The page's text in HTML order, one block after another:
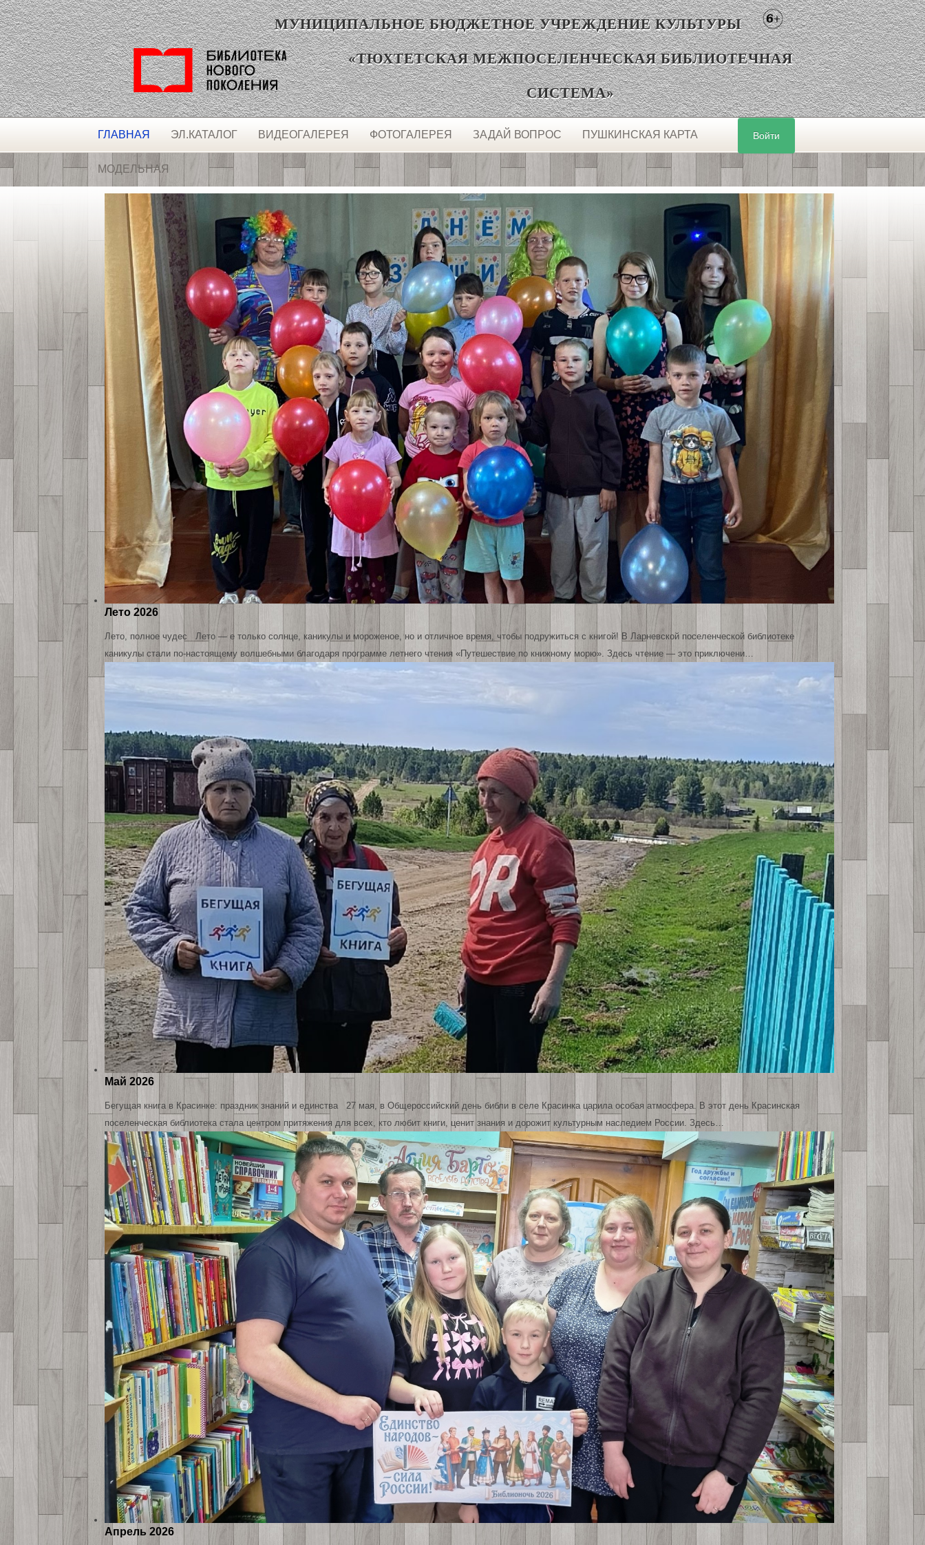
МУНИЦИПАЛЬНОЕ БЮДЖЕТНОЕ УЧРЕЖДЕНИЕ КУЛЬТУРЫ
«ТЮХТЕТСКАЯ МЕЖПОСЕЛЕНЧЕСКАЯ БИБЛИОТЕЧНАЯ
СИСТЕМА»
ГЛАВНАЯ ЭЛ.КАТАЛОГ ВИДЕОГАЛЕРЕЯ ФОТОГАЛЕРЕЯ ЗАДАЙ ВОПРОС ПУШКИНСКАЯ КАРТА
МОДЕЛЬНАЯ
Войти
Лето 2026
Лето, полное чудес Лето — е только солнце, каникулы и мороженое, но и отличное время, чтобы подружиться с книгой! В Ларневской поселенческой библиотеке
каникулы стали по-настоящему волшебными благодаря программе летнего чтения «Путешествие по книжному морю». Здесь чтение — это приключени…
Май 2026
Бегущая книга в Красинке: праздник знаний и единства 27 мая, в Общероссийский день библи в селе Красинка царила особая атмосфера. В этот день Красинская
поселенческая библиотека стала центром притяжения для всех, кто любит книги, ценит знания и дорожит культурным наследием России. Здесь…
Апрель 2026